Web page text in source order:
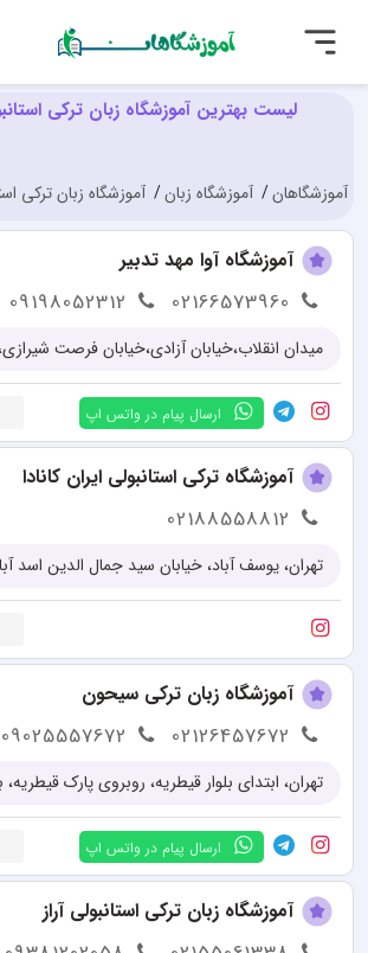
لیست بهترین آموزشگاه زبان ترکی
آموزشگاهان آموزشگاه زبان آموزشگاه زبان ترکی
آموزشگاه آوا مهد تدبیر
02166573960
09198052312
ارسال پیام در واتس اپ
آموزشگاه ترکی استانبولی ایران کانادا
02188558812
آموزشگاه زبان ترکی سیحون
02126457672
09025557672
ارسال پیام در واتس اپ
آموزشگاه زبان ترکی استانبولی آراز